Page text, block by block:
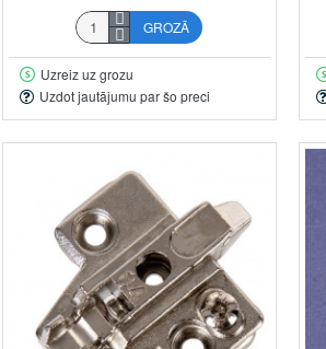
GROZĀ
Uzreiz uz grozu
Uzdot jautājumu par šo preci